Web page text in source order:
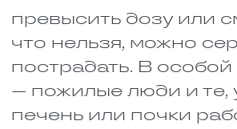
мало. Лечится по всем
правилам, но болезнь никак не
отступает.
А есть препараты, которые друг
на друга никак не влияют.
Спокойно уживаются вместе, и